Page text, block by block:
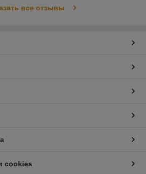
все отзывы
cookies